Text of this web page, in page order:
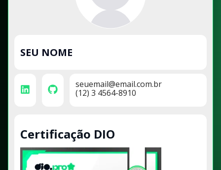
SEU NOME
seuemail@email.com.br
(12) 3 4564-8910
Certificação DIO